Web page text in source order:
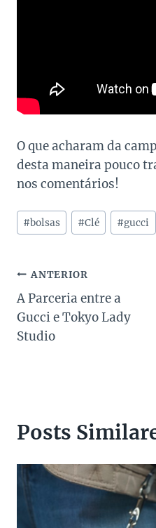
O que acharam da
desta maneira pouco
nos comentários!
Tags
do
#bolsas #Clé #gucci
Navegação
de
Post
ANTERIOR
A Parceria entre a
Gucci e Tokyo Lady
Studio
Posts